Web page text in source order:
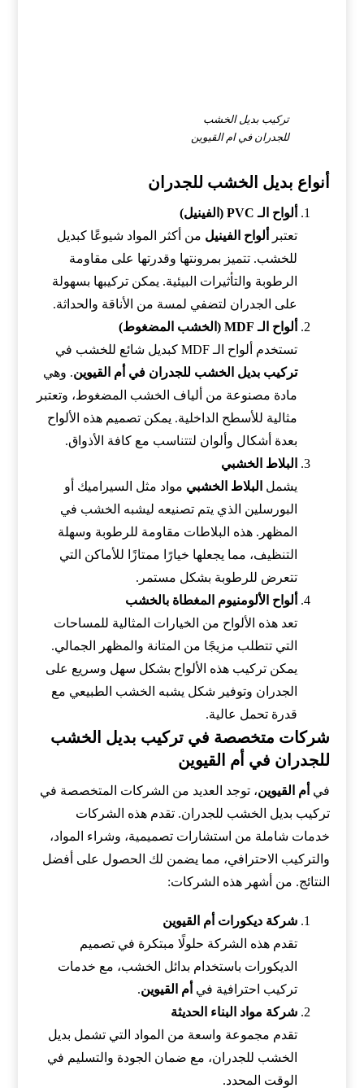
تركيب بديل الخشب
للجدران في ام القيوين
أنواع بديل الخشب للجدران
ألواح الـ PVC (الفينيل)
تعتبر
ألواح الفينيل من أكثر المواد شيوعًا كبديل
للخشب. تتميز بمرونتها وقدرتها على مقاومة
الرطوبة والتأثيرات البيئية. يمكن تركيبها بسهولة
على الجدران لتضفي لمسة من الأناقة والحداثة.
ألواح الـ MDF (الخشب المضغوط)
تستخدم ألواح الـ MDF كبديل شائع للخشب في
تركيب بديل الخشب للجدران في أم القيوين. وهي
مادة مصنوعة من ألياف الخشب المضغوط، وتعتبر
مثالية للأسطح الداخلية. يمكن تصميم هذه الألواح
بعدة أشكال وألوان لتتناسب مع كافة الأذواق.
البلاط الخشبي
يشمل البلاط الخشبي مواد مثل السيراميك أو
البورسلين الذي يتم تصنيعه ليشبه الخشب في
المظهر. هذه البلاطات مقاومة للرطوبة وسهلة
التنظيف، مما يجعلها خيارًا ممتازًا للأماكن التي
تتعرض للرطوبة بشكل مستمر.
ألواح الألومنيوم المغطاة بالخشب
تعد هذه الألواح من الخيارات المثالية للمساحات
التي تتطلب مزيجًا من المتانة والمظهر الجمالي.
يمكن تركيب هذه الألواح بشكل سهل وسريع على
الجدران وتوفير شكل يشبه الخشب الطبيعي مع
قدرة تحمل عالية.
شركات متخصصة في تركيب بديل الخشب
للجدران في أم القيوين
في أم القيوين، توجد العديد من الشركات المتخصصة في
تركيب بديل الخشب للجدران. تقدم هذه الشركات
خدمات شاملة من استشارات تصميمية، وشراء المواد،
والتركيب الاحترافي، مما يضمن لك الحصول على أفضل
النتائج. من أشهر هذه الشركات:
شركة ديكورات أم القيوين
تقدم هذه الشركة حلولًا مبتكرة في تصميم
الديكورات باستخدام بدائل الخشب، مع خدمات
تركيب احترافية في أم القيوين.
شركة مواد البناء الحديثة
تقدم مجموعة واسعة من المواد التي تشمل بديل
الخشب للجدران، مع ضمان الجودة والتسليم في
الوقت المحدد.